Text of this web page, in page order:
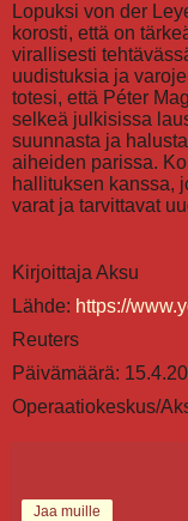
Lopuksi von der
korosti, että on
virallisesti
uudistuksia ja
totesi, että Péter
selkeä julkisissa
suunnasta ja
aiheiden parissa.
hallituksen kanssa,
varat ja tarvittavat
Kirjoittaja Aksu
Lähde: https://
Reuters
Päivämäärä:
Operaatiokeskus/
Jaa muille